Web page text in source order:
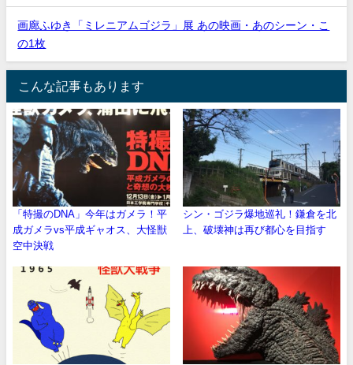
画廊ふゆき「ミレニアムゴジラ」展 あの映画・あのシーン・こ
の1枚
こんな記事もあります
「特撮のDNA」今年はガメラ！平
成ガメラvs平成ギャオス、大怪獣
空中決戦
シン・ゴジラ爆地巡礼！鎌倉を北
上、破壊神は再び都心を目指す